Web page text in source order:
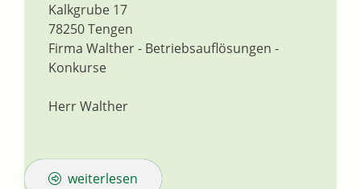
Firma Walther - Betriebsauflösungen -
Konkurse
Kalkgrube 17
78250Tengen
Herr Walther
weiterlesen